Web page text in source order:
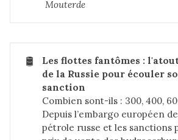
Mouterde
🛢️
Les flottes fantômes :
de la Russie pour écouler
sanction
Combien sont-ils : 300, 400,
Depuis l’embargo européen
pétrole russe et les sanctions